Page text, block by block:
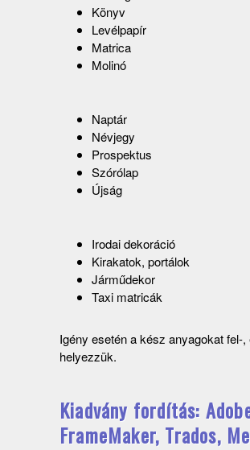
Könyv
Levélpapír
Matrica
Molinó
Naptár
Névjegy
Prospektus
Szórólap
Újság
Irodai dekoráció
Kirakatok, portálok
Járműdekor
Taxi matricák
Igény esetén a kész anyagokat fel-,
helyezzük.
Kiadvány fordítás:
FrameMaker, Trados,